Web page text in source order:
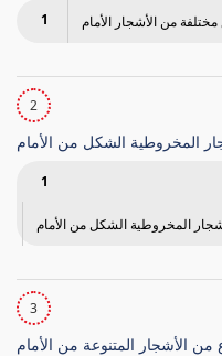
1
2
المخروطية الشكل من الأمام
1
المخروطية الشكل من الأمام
3